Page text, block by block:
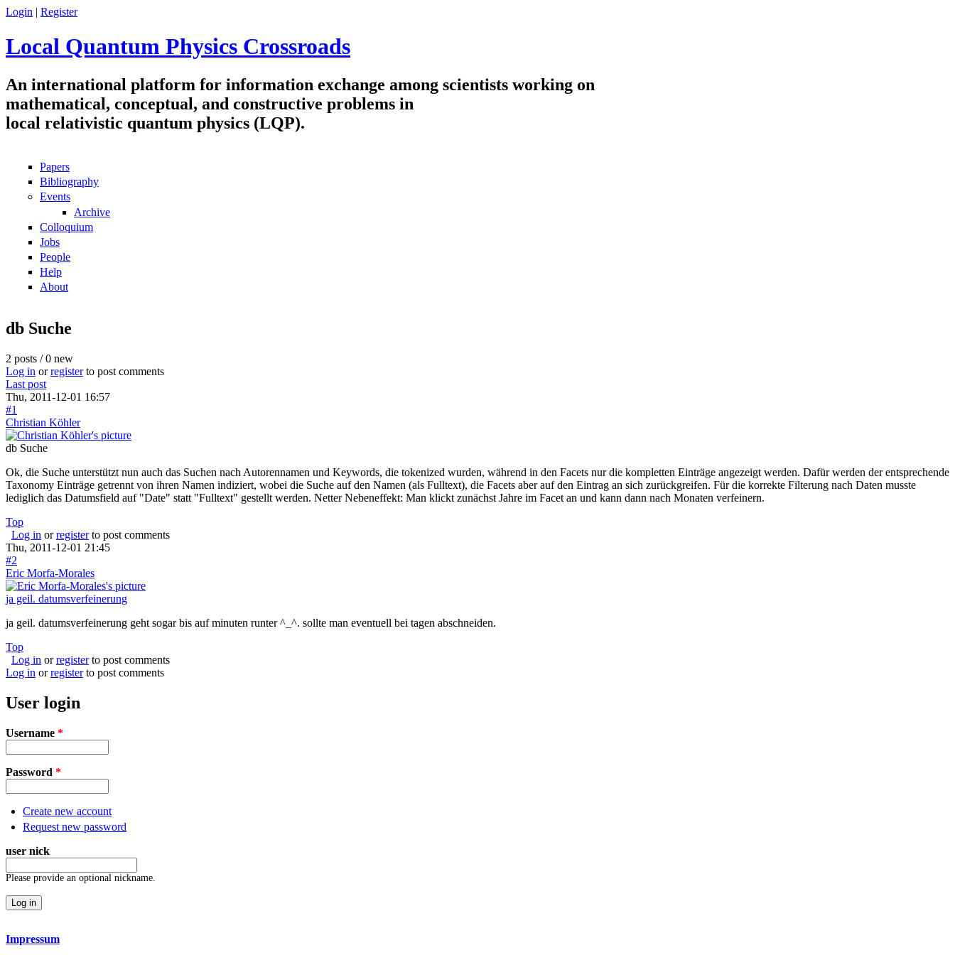
Skip to main content
Login | Register
Local Quantum Physics Crossroads
An international platform for information exchange among scientists working on
mathematical, conceptual, and constructive problems in
local relativistic quantum physics (LQP).
Navigation
Papers
Bibliography
Events
Archive
Colloquium
Jobs
People
Help
About
db Suche
2 posts / 0 new
Log in orregisterto post comments
Last post
Thu, 2011-12-01 16:57
#1
Christian Köhler
db Suche
Ok, die Suche unterstützt nun auch das Suchen nach Autorennamen und Keywords, die tokenized wurden, während in den Facets nur die kompletten Einträge angezeigt werden. Dafür werden der entsprechende
Taxonomy Einträge getrennt von ihren Namen indiziert, wobei die Suche auf den Namen (als Fulltext), die Facets aber auf den Eintrag an sich zurückgreifen. Für die korrekte Filterung nach Daten musste
lediglich das Datumsfield auf "Date" statt "Fulltext" gestellt werden. Netter Nebeneffekt: Man klickt zunächst Jahre im Facet an und kann dann nach Monaten verfeinern.
Top
Log in orregisterto post comments
Thu, 2011-12-01 21:45
#2
Eric Morfa-Morales
ja geil. datumsverfeinerung
ja geil. datumsverfeinerung geht sogar bis auf minuten runter ^_^. sollte man eventuell bei tagen abschneiden.
Top
Log in orregisterto post comments
Log in orregisterto post comments
User login
Username *
Password *
Create new account
Request new password
user nick
Please provide an optional nickname.
Impressum